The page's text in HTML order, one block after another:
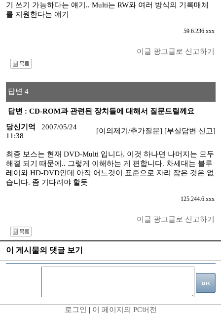
기 쓰기 가능하다는 얘기.. Multi는 RW와 여러 방식의 기록매체
를 지원한다는 얘기
59.6.236.xxx
이글 광고글로 신고하기
답변 4
답변 : CD-ROM과 관련된 장치들에 대해서 질문드릴께요
당신기억
2007/05/24
11:38
[이의제기/추가질문] [부실답변 신고]
최종 보스는 현재 DVD-Multi 입니다. 이것 하나면 나머지는 모두
해결 되기 때문에.. 그렇게 이해하는 게 편합니다. 차세대는 블루
레이와 HD-DVD인데 아직 어느것이 표준으로 자리 잡은 것은 없
습니다. 좀 기다려야 할듯
125.244.6.xxx
이글 광고글로 신고하기
이 게시물의 댓글 보기
로그인 | 이 페이지의 PC버전